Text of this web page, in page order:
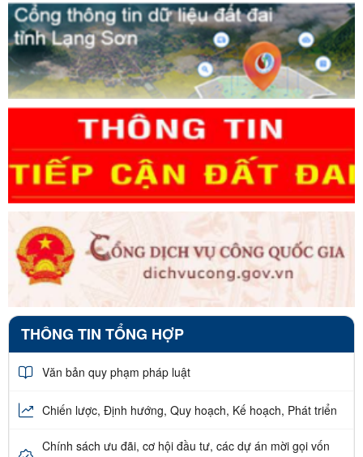
THÔNG TIN TỔNG HỢP
Văn bản quy phạm pháp luật
Chiến lược, Định hướng, Quy hoạch, Kế hoạch, Phát triển
Chính sách ưu đãi, cơ hội đầu tư, các dự án mời gọi vốn